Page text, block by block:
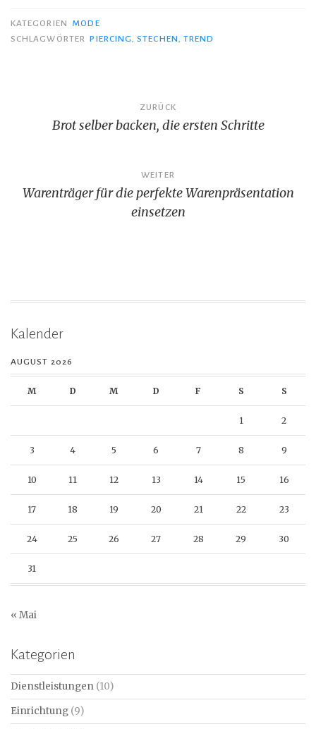
KATEGORIEN
MODE
SCHLAGWÖRTER PIERCING,STECHEN, TREND
Beitragsnavigation
ZURÜCK
Brot selber backen, die ersten Schritte
WEITER
Warenträger für die perfekte Warenpräsentation
einsetzen
Kalender
AUGUST 2026
M D M D F S S
1 2
3 4 5 6 7 8 9
10 11 12 13 14 15 16
17 18 19 20 21 22 23
24 25 26 27 28 29 30
31
« Mai
Kategorien
Dienstleistungen (10)
Einrichtung (9)